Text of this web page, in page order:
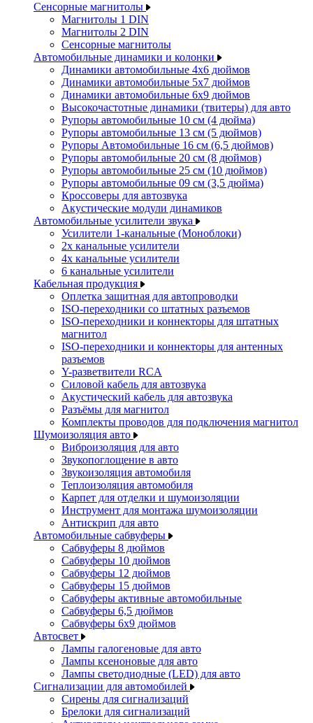
Сенсорные магнитолы
Магнитолы 1 DIN
Магнитолы 2 DIN
Сенсорные магнитолы
Автомобильные динамики и колонки
Динамики автомобильные 4x6 дюймов
Динамики автомобильные 5x7 дюймов
Динамики автомобильные 6x9 дюймов
Высокочастотные динамики (твитеры) для авто
Рупоры автомобильные 10 см (4 дюйма)
Рупоры автомобильные 13 см (5 дюймов)
Рупоры Автомобильные 16 см (6,5 дюймов)
Рупоры автомобильные 20 см (8 дюймов)
Рупоры автомобильные 25 см (10 дюймов)
Рупоры автомобильные 09 см (3,5 дюйма)
Кроссоверы для автозвука
Акустические модули динамиков
Автомобильные усилители звука
Усилители 1-канальные (Моноблоки)
2х канальные усилители
4х канальные усилители
6 канальные усилители
Кабельная продукция
Оплетка защитная для автопроводки
ISO-переходники со штатных разъемов
ISO-переходники и коннекторы для штатных
магнитол
ISO-переходники и коннекторы для антенных
разъемов
Y-разветвители RCA
Силовой кабель для автозвука
Акустический кабель для автозвука
Разъёмы для магнитол
Комплекты проводов для подключения магнитол
Шумоизоляция авто
Виброизоляция для авто
Звукопоглощение в авто
Звукоизоляция автомобиля
Теплоизоляция автомобиля
Карпет для отделки и шумоизоляции
Инструмент для монтажа шумоизоляции
Антискрип для авто
Автомобильные сабвуферы
Сабвуферы 8 дюймов
Сабвуферы 10 дюймов
Сабвуферы 12 дюймов
Сабвуферы 15 дюймов
Сабвуферы активные автомобильные
Сабвуферы 6,5 дюймов
Сабвуферы 6x9 дюймов
Автосвет
Лампы галогеновые для авто
Лампы ксеноновые для авто
Лампы светодиодные (LED) для авто
Сигнализации для автомобилей
Сирены для сигнализаций
Брелоки для сигнализаций